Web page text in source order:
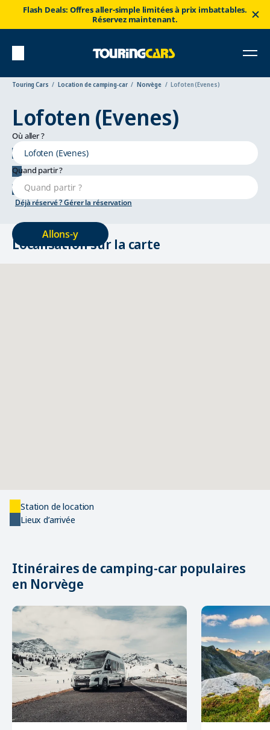
Flash Deals: Offres aller-simple limitées à prix imbattables.
Réservez maintenant.
Touring Cars Location de camping‑car Norvège Lofoten (Evenes)
Lofoten (Evenes)
, Evenes
Localisation sur la carte
Station de location
Lieux d’arrivée
Où aller ?
Quand partir ?
Allons-y
Déjà réservé ? Gérer la réservation
Itinéraires de camping-car populaires
en Norvège